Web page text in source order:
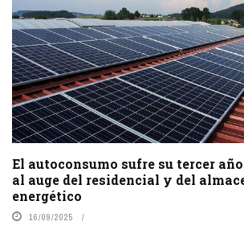
El autoconsumo sufre su tercer
al auge del residencial y del
energético
16/09/2025